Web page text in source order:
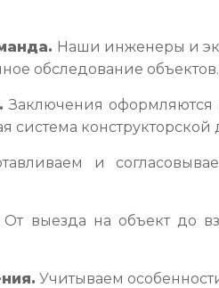
Наши инженеры и
обследование объектов.
Заключения оформляются
система
и
От выезда на объект до
Учитываем